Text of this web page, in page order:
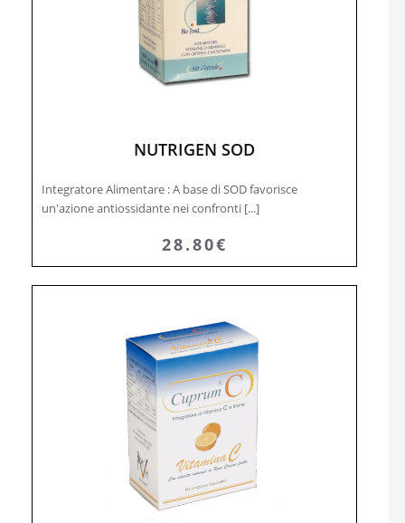
NUTRIGEN SOD
Integratore Alimentare : A base di SOD favorisce
un'azione antiossidante nei confronti [...]
28.80€